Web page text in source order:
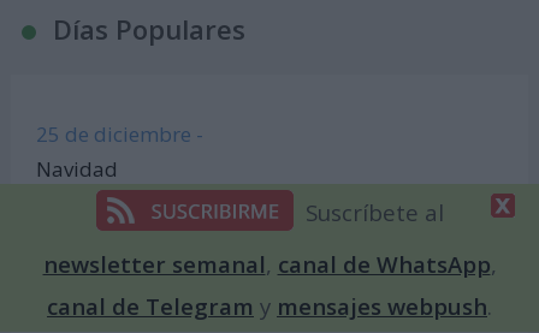
Días Populares
25 de diciembre -
Navidad
31 de diciembre -
Nochevieja
1 de enero -
Suscríbete al
newsletter semanal, canal de WhatsApp,
canal de Telegram y mensajes webpush.